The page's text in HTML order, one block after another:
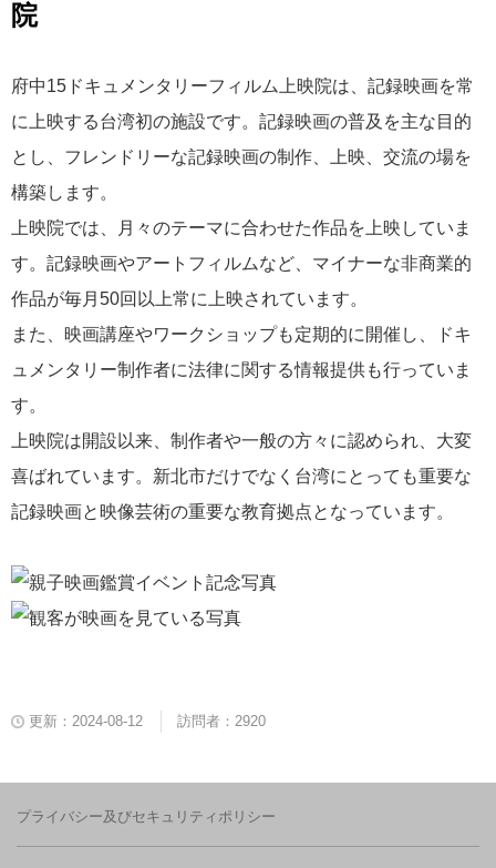
院
府中15ドキュメンタリーフィルム上映院は、記録映画を常
に上映する台湾初の施設です。記録映画の普及を主な目的
とし、フレンドリーな記録映画の制作、上映、交流の場を
構築します。
上映院では、月々のテーマに合わせた作品を上映していま
す。記録映画やアートフィルムなど、マイナーな非商業的
作品が毎月50回以上常に上映されています。
また、映画講座やワークショップも定期的に開催し、ドキ
ュメンタリー制作者に法律に関する情報提供も行っていま
す。
上映院は開設以来、制作者や一般の方々に認められ、大変
喜ばれています。新北市だけでなく台湾にとっても重要な
記録映画と映像芸術の重要な教育拠点となっています。
更新：2024-08-12 訪問者：2920
プライバシー及びセキュリティポリシー